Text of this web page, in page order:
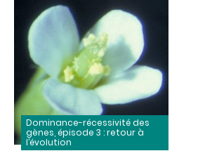
Dominance-récessivité des
gènes, épisode 3 : retour à
l’évolution